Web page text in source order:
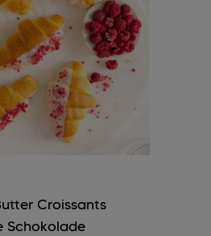
Croissants
Schokolade